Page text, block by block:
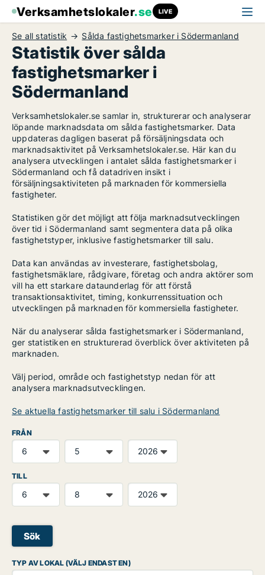
Verksamhetslokaler.se LIVE
Se all statistik Sålda fastighetsmarker i Södermanland
Statistik över sålda
fastighetsmarker i
Södermanland
Verksamhetslokaler.se samlar in, strukturerar och analyserar
löpande marknadsdata om sålda fastighetsmarker. Data
uppdateras dagligen baserat på försäljningsdata och
marknadsaktivitet på Verksamhetslokaler.se. Här kan du
analysera utvecklingen i antalet sålda fastighetsmarker i
Södermanland och få datadriven insikt i
försäljningsaktiviteten på marknaden för kommersiella
fastigheter.
Statistiken gör det möjligt att följa marknadsutvecklingen
över tid i Södermanland samt segmentera data på olika
fastighetstyper, inklusive fastighetsmarker till salu.
Data kan användas av investerare, fastighetsbolag,
fastighetsmäklare, rådgivare, företag och andra aktörer som
vill ha ett starkare dataunderlag för att förstå
transaktionsaktivitet, timing, konkurrenssituation och
utvecklingen på marknaden för kommersiella fastigheter.
När du analyserar sålda fastighetsmarker i Södermanland,
ger statistiken en strukturerad överblick över aktiviteten på
marknaden.
Välj period, område och fastighetstyp nedan för att
analysera marknadsutvecklingen.
Se aktuella fastighetsmarker till salu i Södermanland
FRÅN
TILL
Sök
TYP AV LOKAL (VÄLJ ENDAST EN)